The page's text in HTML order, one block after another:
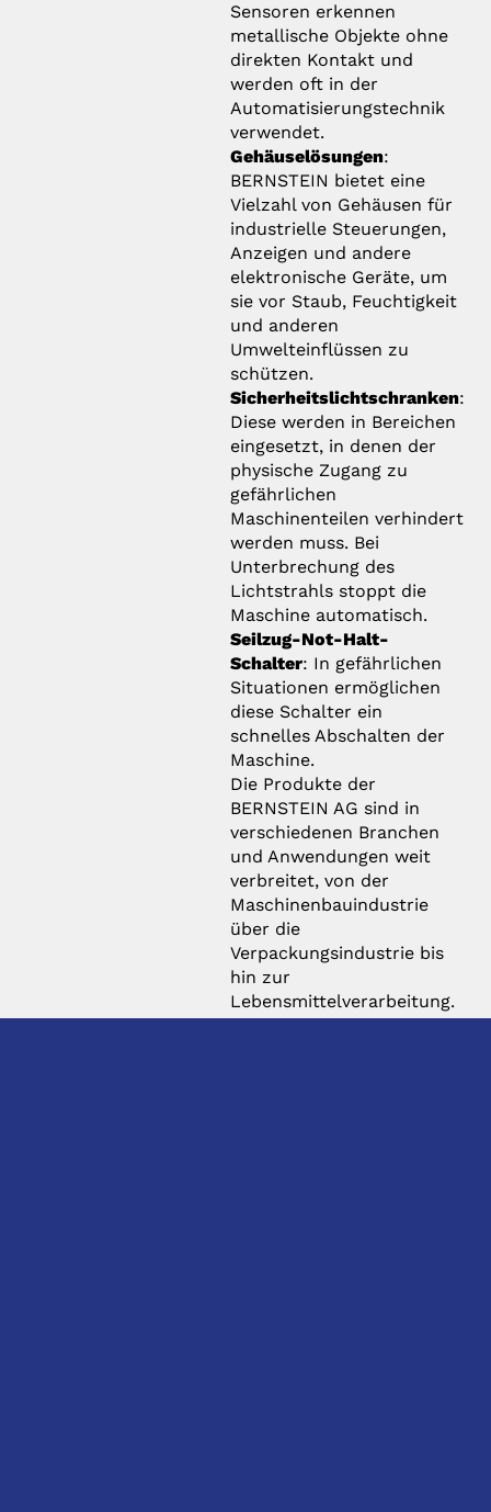
Sensoren erkennen
metallische Objekte ohne
direkten Kontakt und
werden oft in der
Automatisierungstechnik
verwendet.
Gehäuselösungen:
BERNSTEIN bietet eine
Vielzahl von Gehäusen für
industrielle Steuerungen,
Anzeigen und andere
elektronische Geräte, um
sie vor Staub, Feuchtigkeit
und anderen
Umwelteinflüssen zu
schützen.
Sicherheitslichtschranken:
Diese werden in Bereichen
eingesetzt, in denen der
physische Zugang zu
gefährlichen
Maschinenteilen verhindert
werden muss. Bei
Unterbrechung des
Lichtstrahls stoppt die
Maschine automatisch.
Seilzug-Not-Halt-
Schalter: In gefährlichen
Situationen ermöglichen
diese Schalter ein
schnelles Abschalten der
Maschine.
Die Produkte der
BERNSTEIN AG sind in
verschiedenen Branchen
und Anwendungen weit
verbreitet, von der
Maschinenbauindustrie
über die
Verpackungsindustrie bis
hin zur
Lebensmittelverarbeitung.